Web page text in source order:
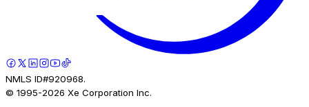
NMLS ID#920968.
© 1995-2026 Xe Corporation Inc.